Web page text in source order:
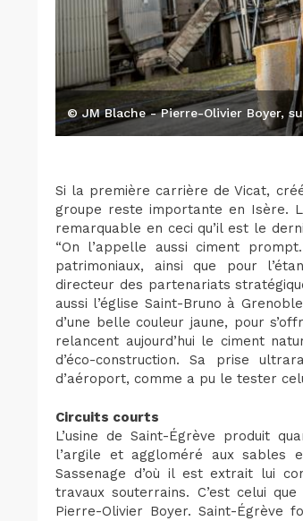
© JM Blache - Pierre-Olivier Boyer,
Si la première carrière de Vicat,
groupe reste importante en Isère.
remarquable en ceci qu’il est le
“On l’appelle aussi ciment
patrimoniaux, ainsi que pour
directeur des partenariats
aussi l’église Saint-Bruno à
d’une belle couleur jaune, pour
relancent aujourd’hui le ciment
d’éco-construction. Sa prise
d’aéroport, comme a pu le tester
Circuits courts
L’usine de Saint-Égrève produit
l’argile et aggloméré aux sables
Sassenage d’où il est extrait lui
travaux souterrains. C’est celui
Pierre-Olivier Boyer. Saint-Égrève